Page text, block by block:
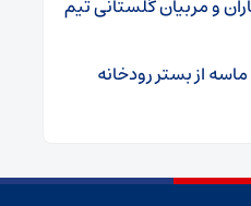
و مربیان گلستانی تیم
از بستر رودخانه